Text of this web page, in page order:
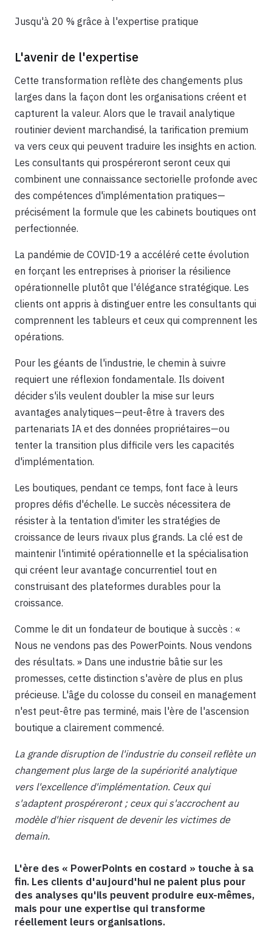
Jusqu'à 20 % grâce à l'expertise pratique
L'avenir de l'expertise
Cette transformation reflète des changements plus
larges dans la façon dont les organisations créent et
capturent la valeur. Alors que le travail analytique
routinier devient marchandisé, la tarification premium
va vers ceux qui peuvent traduire les insights en action.
Les consultants qui prospéreront seront ceux qui
combinent une connaissance sectorielle profonde avec
des compétences d'implémentation pratiques—
précisément la formule que les cabinets boutiques ont
perfectionnée.
La pandémie de COVID-19 a accéléré cette évolution
en forçant les entreprises à prioriser la résilience
opérationnelle plutôt que l'élégance stratégique. Les
clients ont appris à distinguer entre les consultants qui
comprennent les tableurs et ceux qui comprennent les
opérations.
Pour les géants de l'industrie, le chemin à suivre
requiert une réflexion fondamentale. Ils doivent
décider s'ils veulent doubler la mise sur leurs
avantages analytiques—peut-être à travers des
partenariats IA et des données propriétaires—ou
tenter la transition plus difficile vers les capacités
d'implémentation.
Les boutiques, pendant ce temps, font face à leurs
propres défis d'échelle. Le succès nécessitera de
résister à la tentation d'imiter les stratégies de
croissance de leurs rivaux plus grands. La clé est de
maintenir l'intimité opérationnelle et la spécialisation
qui créent leur avantage concurrentiel tout en
construisant des plateformes durables pour la
croissance.
Comme le dit un fondateur de boutique à succès : «
Nous ne vendons pas des PowerPoints. Nous vendons
des résultats. » Dans une industrie bâtie sur les
promesses, cette distinction s'avère de plus en plus
précieuse. L'âge du colosse du conseil en management
n'est peut-être pas terminé, mais l'ère de l'ascension
boutique a clairement commencé.
La grande disruption de l'industrie du conseil reflète un
changement plus large de la supériorité analytique
vers l'excellence d'implémentation. Ceux qui
s'adaptent prospéreront ; ceux qui s'accrochent au
modèle d'hier risquent de devenir les victimes de
demain.
L'ère des « PowerPoints en costard » touche à sa
fin. Les clients d'aujourd'hui ne paient plus pour
des analyses qu'ils peuvent produire eux-mêmes,
mais pour une expertise qui transforme
réellement leurs organisations.